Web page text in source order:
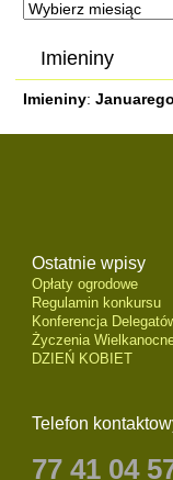
Archiwum
Imieniny
Imieniny:Januarego
Ostatnie wpisy
Opłaty ogrodowe
Regulamin konkursu
Konferencja
Życzenia
DZIEŃ KOBIET
Telefon
77 41 04